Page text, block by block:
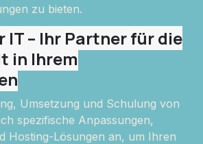
zu bieten.
IT – Ihr Partner für die
in Ihrem
Umsetzung und Schulung von
spezifische Anpassungen,
Hosting-Lösungen an, um Ihren